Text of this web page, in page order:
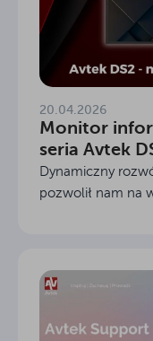
20.04.2026
Monitor
seria Avtek
Dynamiczny
pozwolił nam na